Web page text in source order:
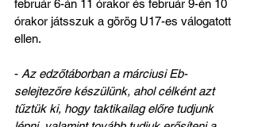
február 6-án 11 órakor és február 9-én 10
órakor játsszuk a görög U17-es válogatott
ellen.
- Az edzőtáborban a márciusi Eb-
selejtezőre készülünk, ahol célként azt
tűztük ki, hogy taktikailag előre tudjunk